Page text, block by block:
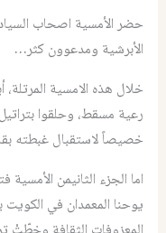
حضر الأمسية اصحاب السيادة
الأبرشية ومدعوون كثر…
خلال هذه الامسية
رعية مسقط، وحلقوا
خصيصاً لاستقبال غبطته
اما الجزء الثانيمن
يوحنا المعمدان في الكويت